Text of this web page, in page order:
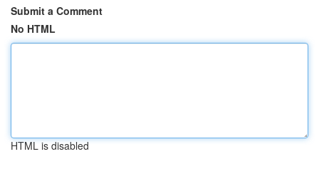
Submit a Comment
No HTML
HTML is disabled